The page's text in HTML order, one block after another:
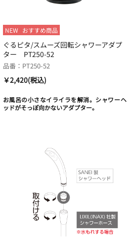
NEW おすすめ商品
ぐるピタ/スムーズ回転シャワーアダプ
ター PT250-52
品番：PT250-52
￥2,420(税込)
お風呂の小さなイライラを解消。シャワーヘ
ッドがそっぽ向かないアダプター。